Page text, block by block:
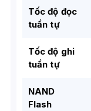
Tốc độ đọc
tuần tự
Tốc độ ghi
tuần tự
NAND
Flash